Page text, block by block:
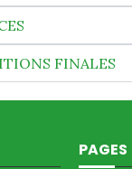
FINALES
PAGES